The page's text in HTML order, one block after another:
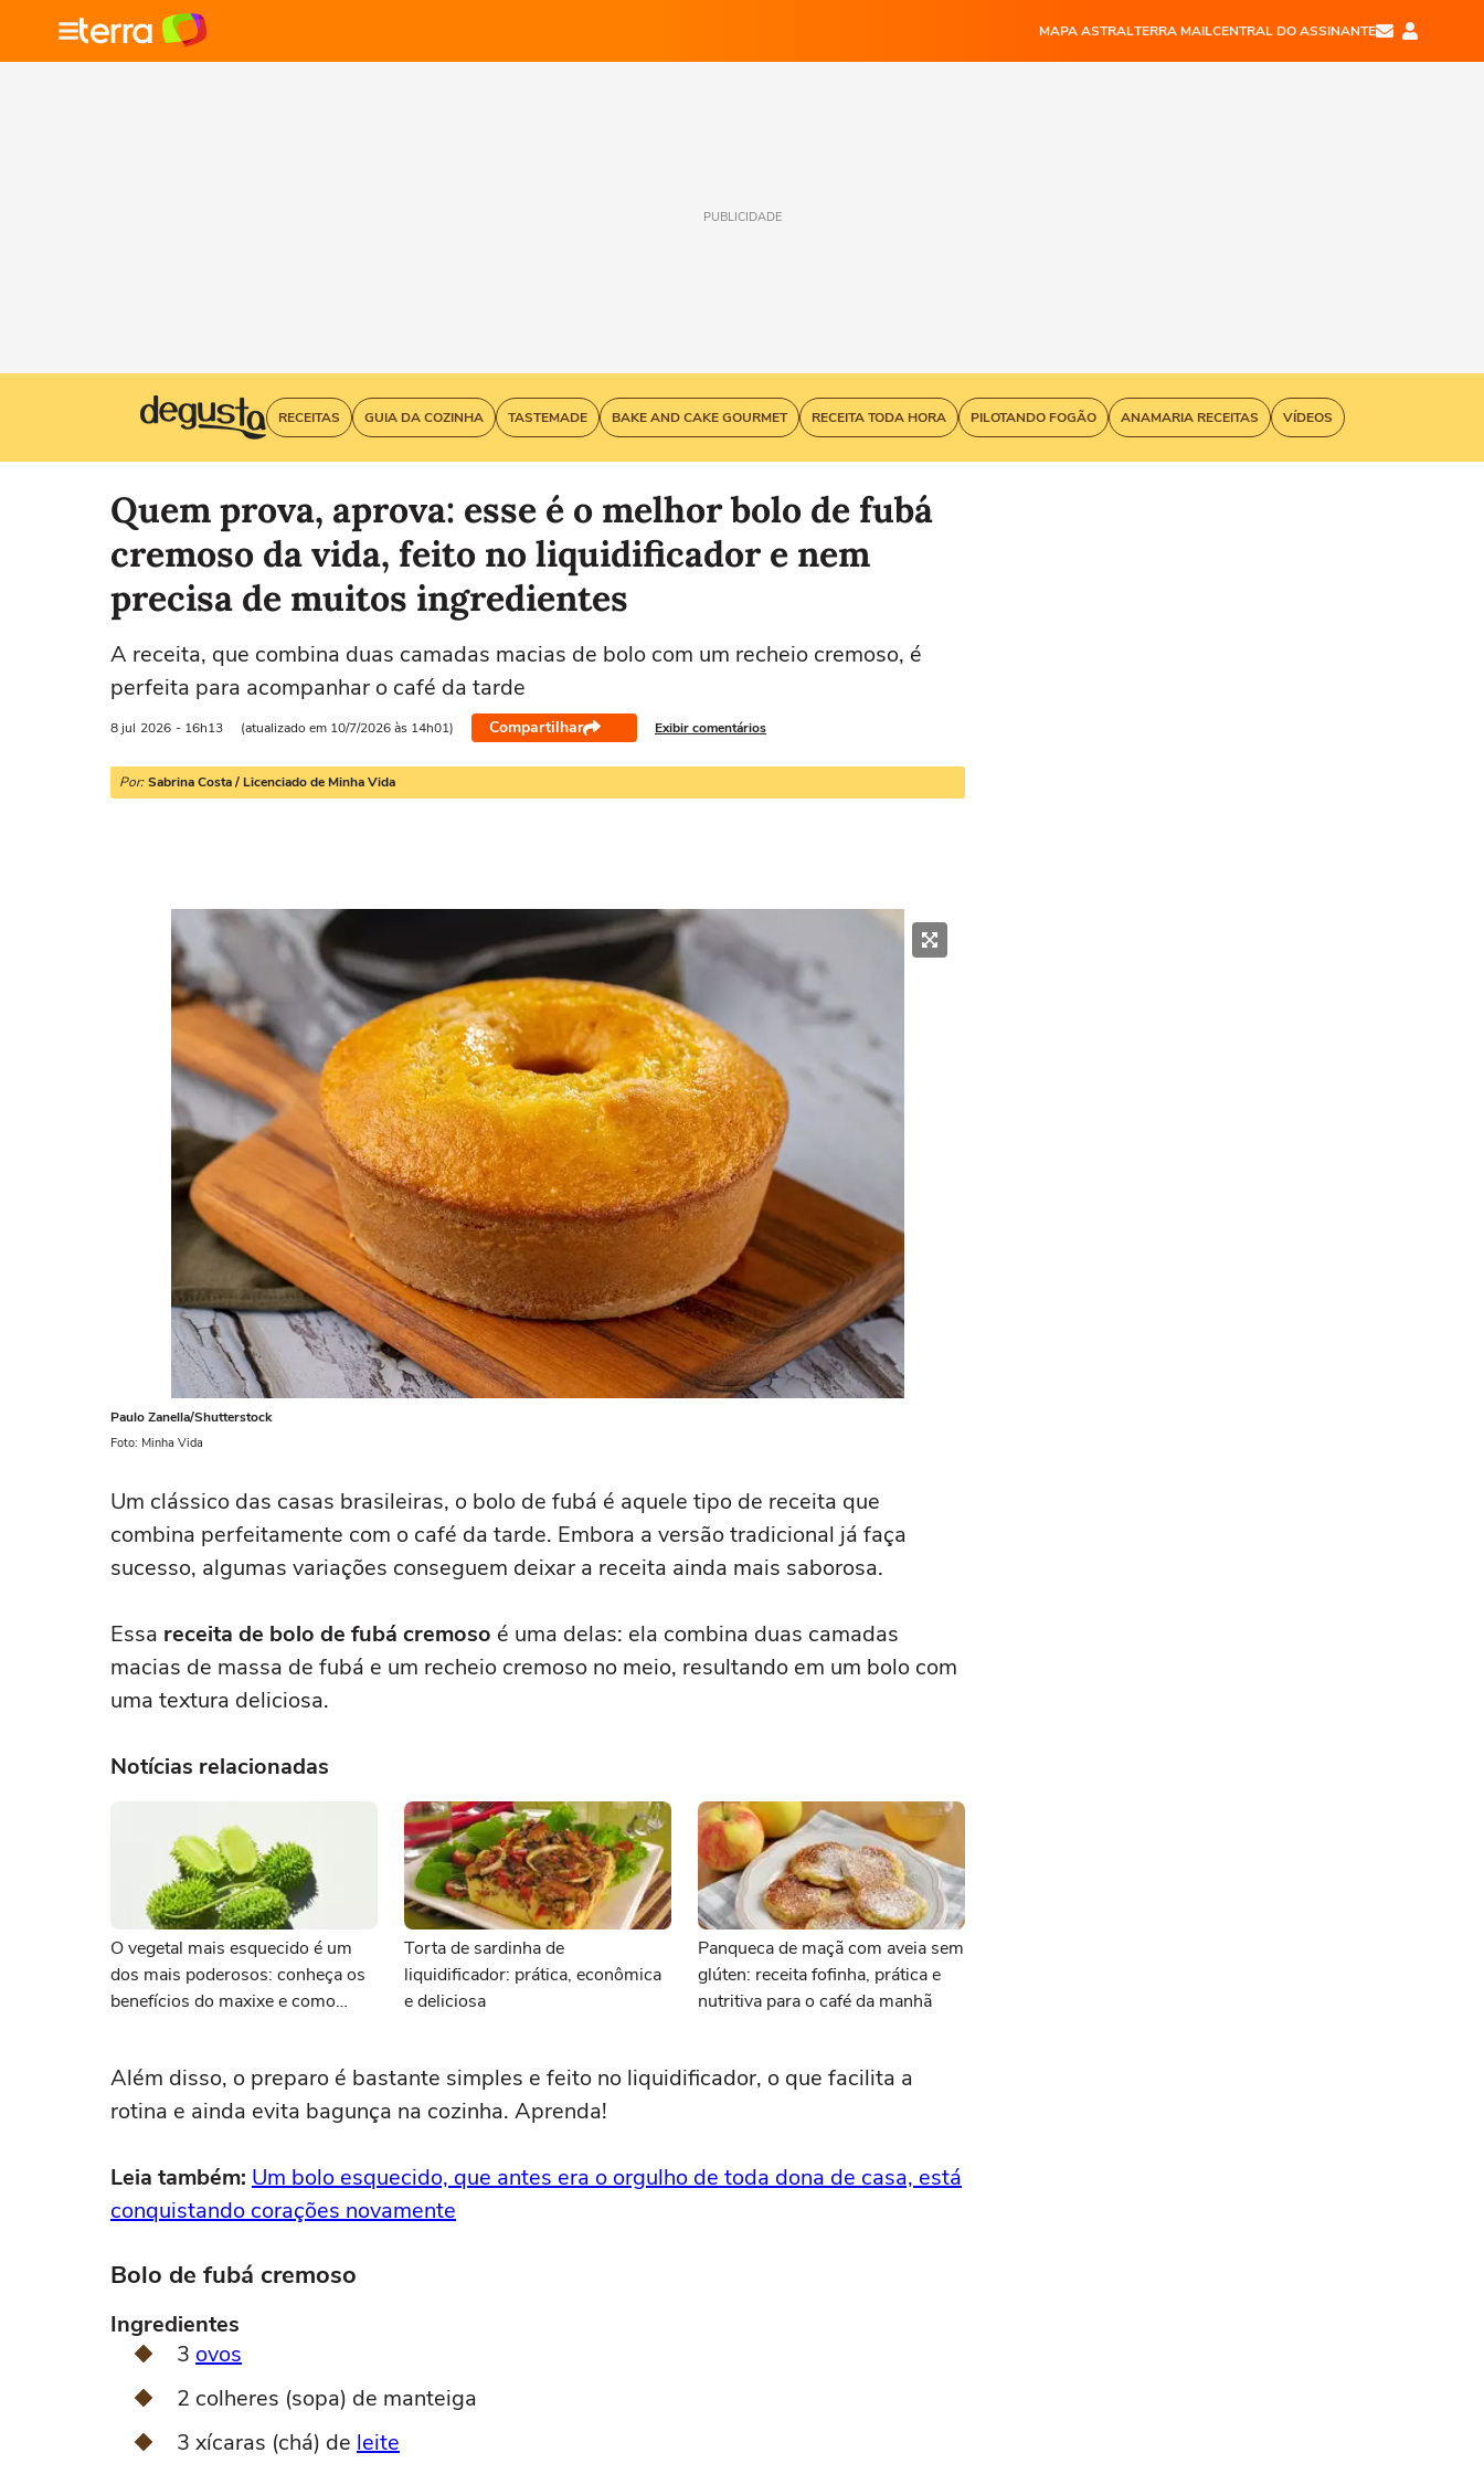
MAPA ASTRALTERRA MAILCENTRAL DO ASSINANTE
PUBLICIDADE
RECEITAS GUIA DA COZINHA TASTEMADE BAKE AND CAKE GOURMET RECEITA TODA HORA PILOTANDO FOGÃO ANAMARIA RECEITAS VÍDEOS
Quem prova, aprova: esse é o melhor bolo de fubá
cremoso da vida, feito no liquidificador e nem
precisa de muitos ingredientes
A receita, que combina duas camadas macias de bolo com um recheio cremoso, é
perfeita para acompanhar o café da tarde
8 jul 2026 - 16h13 (atualizado em 10/7/2026 às 14h01) Compartilhar Exibir comentários
Por: Sabrina Costa / Licenciado de Minha Vida
Paulo Zanella/Shutterstock
Foto: Minha Vida
Um clássico das casas brasileiras, o bolo de fubá é aquele tipo de receita que
combina perfeitamente com o café da tarde. Embora a versão tradicional já faça
sucesso, algumas variações conseguem deixar a receita ainda mais saborosa.
Essa receita de bolo de fubá cremoso é uma delas: ela combina duas camadas
macias de massa de fubá e um recheio cremoso no meio, resultando em um bolo com
uma textura deliciosa.
Notícias relacionadas
O vegetal mais esquecido é um
dos mais poderosos: conheça os
benefícios do maxixe e como
Torta de sardinha de
liquidificador: prática, econômica
e deliciosa
Panqueca de maçã com aveia sem
glúten: receita fofinha, prática e
nutritiva para o café da manhã
Além disso, o preparo é bastante simples e feito no liquidificador, o que facilita a
rotina e ainda evita bagunça na cozinha. Aprenda!
Leia também: Um bolo esquecido, que antes era o orgulho de toda dona de casa, está
conquistando corações novamente
Bolo de fubá cremoso
Ingredientes
3 ovos
2 colheres (sopa) de manteiga
3 xícaras (chá) de leite